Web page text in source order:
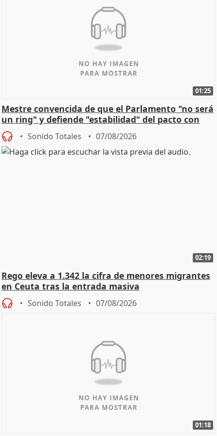
01:25
Mestre convencida de que el Parlamento "no será
un ring" y defiende "estabilidad" del pacto con
Vox
Sonido Totales 07/08/2026
02:19
Rego eleva a 1.342 la cifra de menores migrantes
en Ceuta tras la entrada masiva
Sonido Totales 07/08/2026
01:18